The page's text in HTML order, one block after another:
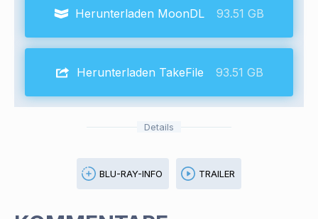
Herunterladen MoonDL 93.51 GB
Herunterladen TakeFile 93.51 GB
Details
BLU-RAY-INFO TRAILER